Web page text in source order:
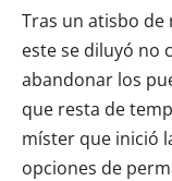
Tras un atisbo de
este se diluyó no
abandonar los
que resta de
míster que inició
opciones de